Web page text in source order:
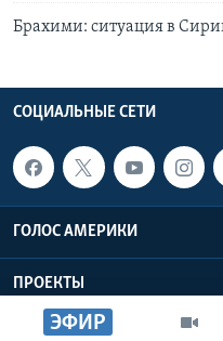
ЭФИР
Брахими: ситуация в
СОЦИАЛЬНЫЕ СЕТИ
ГОЛОС АМЕРИКИ
ПРОЕКТЫ